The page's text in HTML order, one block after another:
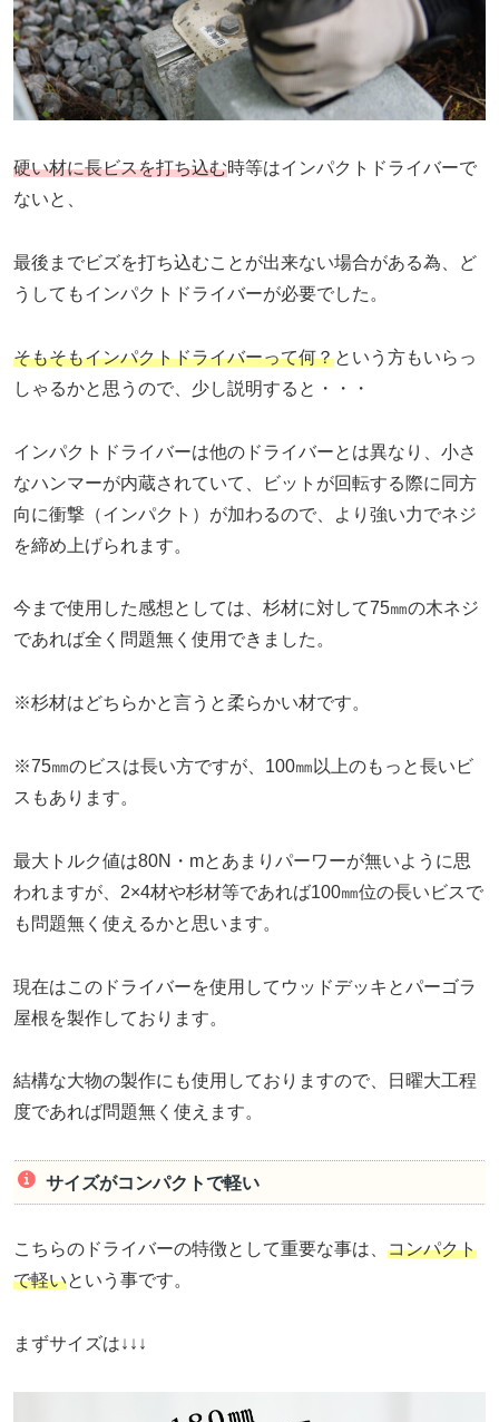
硬い材に長ビスを打ち込む時等はインパクトドライバーで
ないと、
最後までビズを打ち込むことが出来ない場合がある為、ど
うしてもインパクトドライバーが必要でした。
そもそもインパクトドライバーって何？という方もいらっ
しゃるかと思うので、少し説明すると・・・
インパクトドライバーは他のドライバーとは異なり、小さ
なハンマーが内蔵されていて、ビットが回転する際に同方
向に衝撃（インパクト）が加わるので、より強い力でネジ
を締め上げられます。
今まで使用した感想としては、杉材に対して75㎜の木ネジ
であれば全く問題無く使用できました。
※杉材はどちらかと言うと柔らかい材です。
※75㎜のビスは長い方ですが、100㎜以上のもっと長いビ
スもあります。
最大トルク値は80N・mとあまりパーワーが無いように思
われますが、2×4材や杉材等であれば100㎜位の長いビスで
も問題無く使えるかと思います。
現在はこのドライバーを使用してウッドデッキとパーゴラ
屋根を製作しております。
結構な大物の製作にも使用しておりますので、日曜大工程
度であれば問題無く使えます。
サイズがコンパクトで軽い
こちらのドライバーの特徴として重要な事は、 コンパクト
で軽いという事です。
まずサイズは↓↓↓